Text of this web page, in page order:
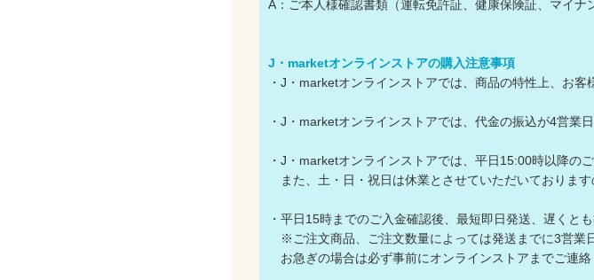
A：ご本人様確認書類（運転免許証、健康保険証、マイ
J・marketオンラインストアの購入注意事項
・J・marketオンラインストアでは、商品の特性上、お
・J・marketオンラインストアでは、代金の振込が4営業
・J・marketオンラインストアでは、平日15:00時以降の
また、土・日・祝日は休業とさせていただいておりま
・平日15時までのご入金確認後、最短即日発送、遅くと
※ご注文商品、ご注文数量によっては発送までに3営業
お急ぎの場合は必ず事前にオンラインストアまでご連絡